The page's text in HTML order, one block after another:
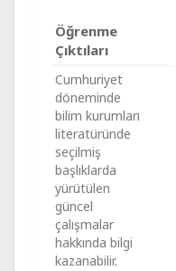
Öğrenme
Çıktıları
Cumhuriyet
döneminde
bilim kurumları
literatüründe
seçilmiş
başlıklarda
yürütülen
güncel
çalışmalar
hakkında bilgi
kazanabilir.